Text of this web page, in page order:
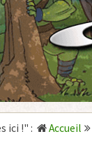
ici !" : Accueil